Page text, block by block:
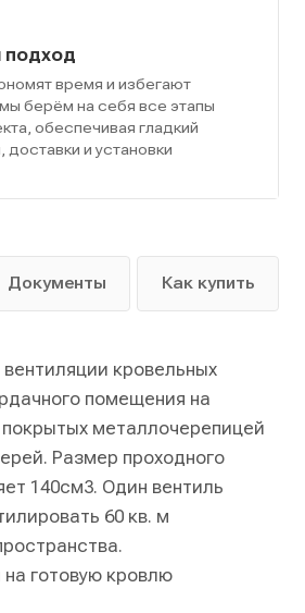
подход
время и избегают
берём на себя все этапы
обеспечивая гладкий
доставки и установки
Документы Как купить
кровельных
помещения на
покрытых металлочерепицей
Размер проходного
140см3. Один вентиль
60 кв. м
готовую кровлю